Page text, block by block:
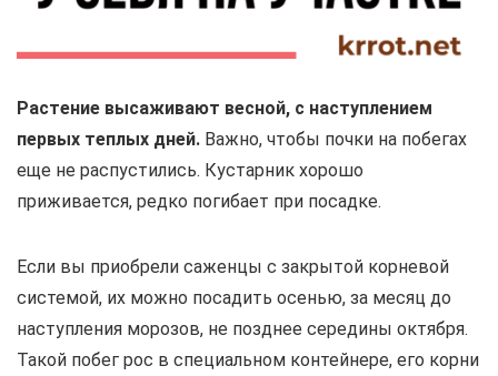
Растение высаживают весной, с наступлением
первых теплых дней. Важно, чтобы почки на побегах
еще не распустились. Кустарник хорошо
приживается, редко погибает при посадке.
Если вы приобрели саженцы с закрытой корневой
системой, их можно посадить осенью, за месяц до
наступления морозов, не позднее середины октября.
Такой побег рос в специальном контейнере, его корни